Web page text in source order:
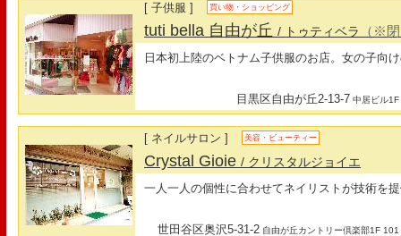
[ 子供服 ] 買い物・ショッピング
tuti bella 自由が丘/ トゥティベラ （※
日本初上陸のベトナム子供服のお店。女の子向
目黒区自由が丘2-13-7 中居ビル1F
[ ネイルサロン ] 美容・ビューティー
Crystal Gioie/ クリスタルジョイエ
一人一人の個性に合わせてネイリストが技術を
世田谷区奥沢5-31-2 自由が丘カントリー倶楽部1F 101